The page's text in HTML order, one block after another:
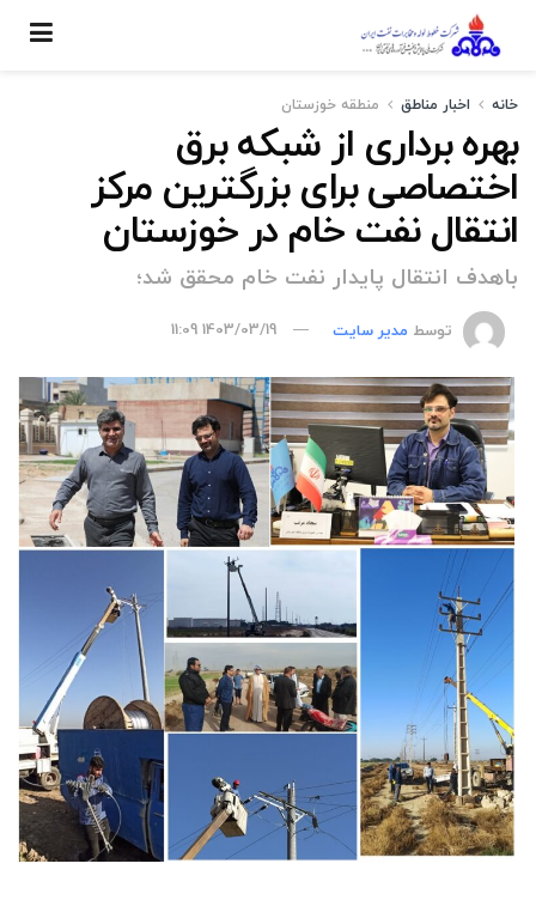
خانه اخبار مناطق منطقه خوزستان
بهره برداری از شبکه برق
اختصاصی برای بزرگترین مرکز
انتقال نفت خام در خوزستان
باهدف انتقال پایدار نفت خام محقق شد؛
توسط مدیر سایت 1403/03/19 11:09